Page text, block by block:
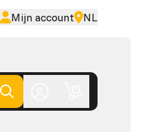
Mijn account NL